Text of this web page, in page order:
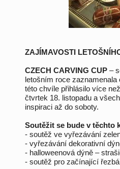
ZAJÍMAVOSTI
CZECH CARVING CUP –
letošním roce
této chvíle přihlásilo více
čtvrtek 18. listopadu a
inspiraci až do soboty.
Soutěžit se bude v těchto
- soutěž ve vyřezávání
- vyřezávání dekorativní
- halloweenová dýně –
- soutěž pro začínající